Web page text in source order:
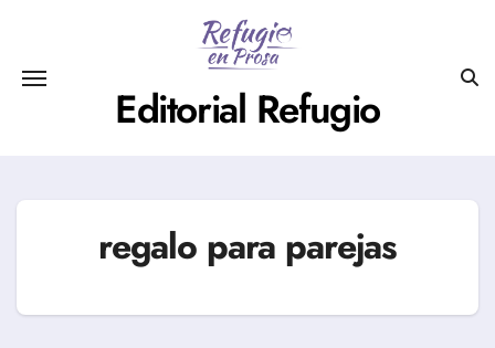
Editorial Refugio
regalo para parejas